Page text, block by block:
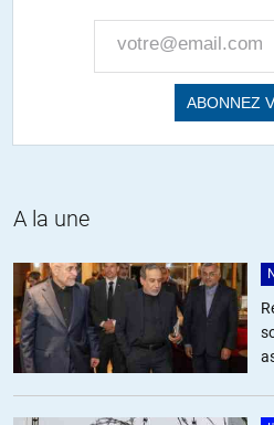
Réponse complaisante des
François Mitterand a fait des
tout. Il aurait pu s’opposer et
Il n’a pris aucun risque.
C’est ce qui arrive quand on a
accepté de s’aligner aveuglement
puissance…
+5 ALERTER
A la une